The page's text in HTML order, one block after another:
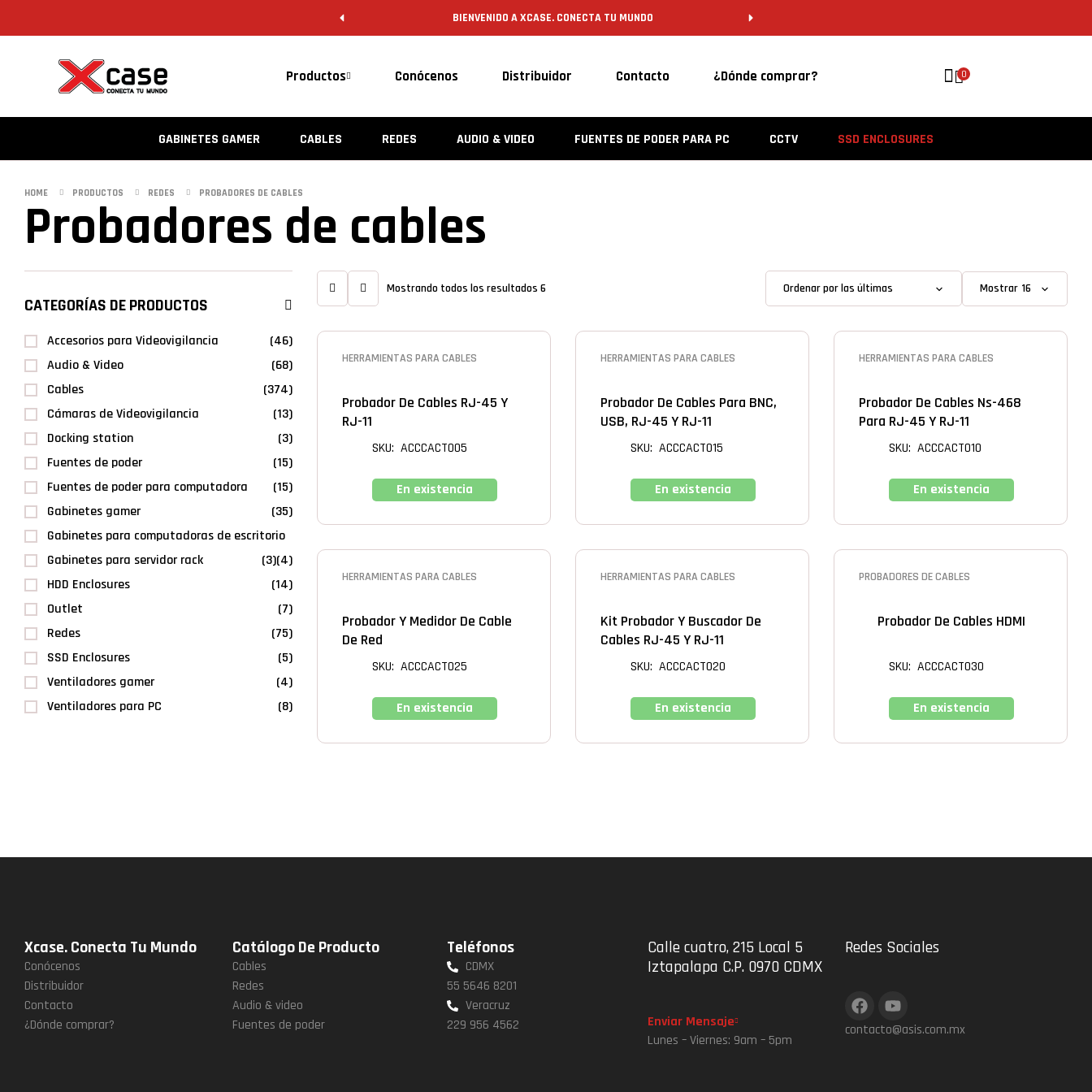
BIENVENIDO A XCASE. CONECTA TU MUNDO
Productos Conócenos Distribuidor Contacto ¿Dónde comprar? 0
GABINETES GAMER CABLES REDES AUDIO & VIDEO FUENTES DE PODER PARA PC CCTV SSD ENCLOSURES
HOME PRODUCTOS REDES PROBADORES DE CABLES
Probadores de cables
Mostrando todos los resultados 6 Mostrar
HERRAMIENTAS PARA CABLES
Probador De Cables RJ-45 Y
RJ-11
SKU: ACCCACT005
En existencia
HERRAMIENTAS PARA CABLES
Probador De Cables Para BNC,
USB, RJ-45 Y RJ-11
SKU: ACCCACT015
En existencia
HERRAMIENTAS PARA CABLES
Probador De Cables Ns-468
Para RJ-45 Y RJ-11
SKU: ACCCACT010
En existencia
HERRAMIENTAS PARA CABLES
Probador Y Medidor De Cable
De Red
SKU: ACCCACT025
En existencia
HERRAMIENTAS PARA CABLES
Kit Probador Y Buscador De
Cables RJ-45 Y RJ-11
SKU: ACCCACT020
En existencia
PROBADORES DE CABLES
Probador De Cables HDMI
SKU: ACCCACT030
En existencia
CATEGORÍAS DE PRODUCTOS
Accesorios para Videovigilancia
(46)
Audio & Video
(68)
Cables
(374)
Cámaras de Videovigilancia
(13)
Docking station
(3)
Fuentes de poder
(15)
Fuentes de poder para computadora
(15)
Gabinetes gamer
(35)
Gabinetes para computadoras de escritorio
(4)
Gabinetes para servidor rack
(3)
HDD Enclosures
(14)
Outlet
(7)
Redes
(75)
SSD Enclosures
(5)
Ventiladores gamer
(4)
Ventiladores para PC
(8)
Xcase. Conecta Tu Mundo
Conócenos
Distribuidor
Contacto
¿Dónde comprar?
Catálogo De Producto
Cables
Redes
Audio & video
Fuentes de poder
Teléfonos
CDMX
55 5646 8201
Veracruz
229 956 4562
Calle cuatro, 215 Local 5
Iztapalapa C.P. 0970 CDMX
Enviar Mensaje
Lunes – Viernes: 9am – 5pm
Redes Sociales
contacto@asis.com.mx